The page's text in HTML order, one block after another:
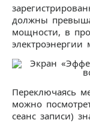
должны
мощности, в
Переключаясь
можно
сеанс записи)